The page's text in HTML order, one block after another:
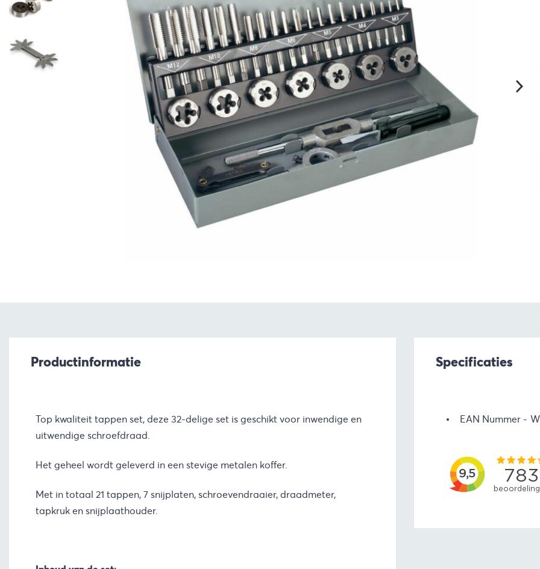
Productinformatie
Top kwaliteit tappen set, deze 32-delige set is geschikt voor inwendige en
uitwendige schroefdraad.
Het geheel wordt geleverd in een stevige metalen koffer.
Met in totaal 21 tappen, 7 snijplaten, schroevendraaier, draadmeter,
tapkruk en snijplaathouder.
Specificaties
EAN Nummer